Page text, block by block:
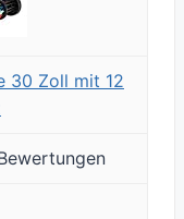
30 Zoll mit 12